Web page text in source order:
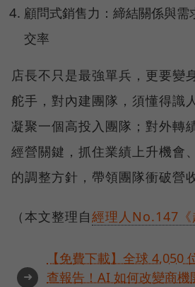
顧問式銷售力：締結關係與需
交率
店長不只是最強單兵，更要變
舵手，對內建團隊，須懂得識
凝聚一個高投入團隊；對外轉
經營關鍵，抓住業績上升機會
的調整方針，帶領團隊衝破營
（本文整理自經理人No.147《
➜
【免費下載】全球 4,050
查報告！AI 如何改變商機